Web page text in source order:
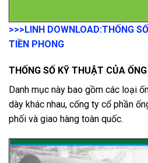
>>>LINH DOWNLOAD:THỐNG
TIỀN PHONG
THỐNG SỐ KỸ THUẬT CỦA
Danh mục này bao gồm các loại
dày khác nhau, cống ty cổ phần
phối và giao hàng toàn quốc.